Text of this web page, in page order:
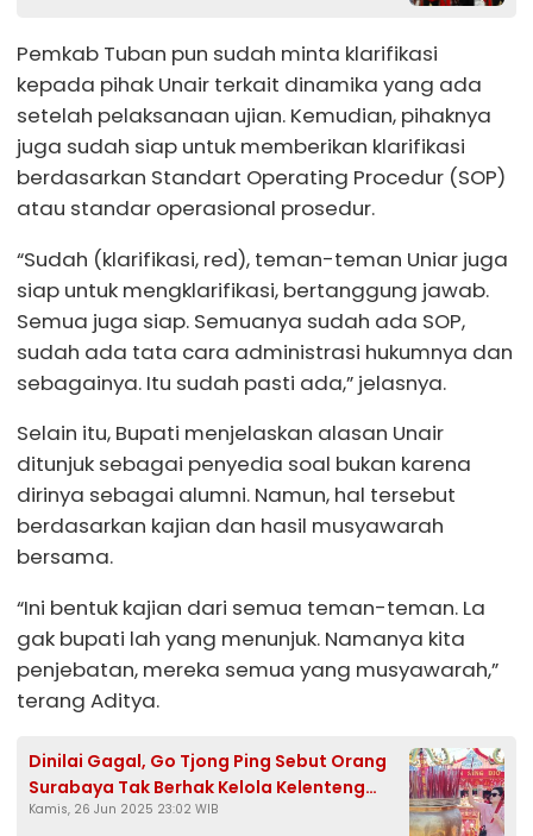
Pemkab Tuban pun sudah minta klarifikasi
kepada pihak Unair terkait dinamika yang ada
setelah pelaksanaan ujian. Kemudian, pihaknya
juga sudah siap untuk memberikan klarifikasi
berdasarkan Standart Operating Procedur (SOP)
atau standar operasional prosedur.
“Sudah (klarifikasi, red), teman-teman Uniar juga
siap untuk mengklarifikasi, bertanggung jawab.
Semua juga siap. Semuanya sudah ada SOP,
sudah ada tata cara administrasi hukumnya dan
sebagainya. Itu sudah pasti ada,” jelasnya.
Selain itu, Bupati menjelaskan alasan Unair
ditunjuk sebagai penyedia soal bukan karena
dirinya sebagai alumni. Namun, hal tersebut
berdasarkan kajian dan hasil musyawarah
bersama.
“Ini bentuk kajian dari semua teman-teman. La
gak bupati lah yang menunjuk. Namanya kita
penjebatan, mereka semua yang musyawarah,”
terang Aditya.
Dinilai Gagal, Go Tjong Ping Sebut Orang
Surabaya Tak Berhak Kelola Kelenteng
Kwan Sing Bio Tuban
Kamis, 26 Jun 2025 23:02 WIB